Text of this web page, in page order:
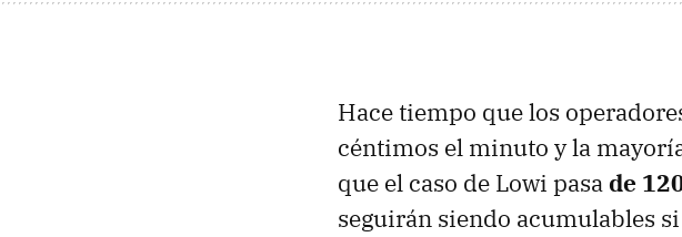
Hace tiempo que los
céntimos el minuto y la
que el caso de Lowi pasade
seguirán siendo acumulables